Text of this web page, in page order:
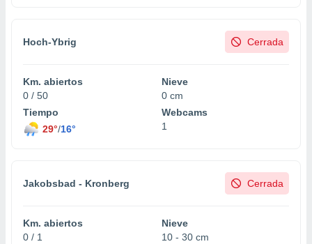
Hoch-Ybrig Cerrada
Km. abiertos
0 / 50
Nieve
0 cm
Tiempo
29°/16°
Webcams
1
Jakobsbad - Kronberg Cerrada
Km. abiertos
0 / 1
Nieve
10 - 30 cm